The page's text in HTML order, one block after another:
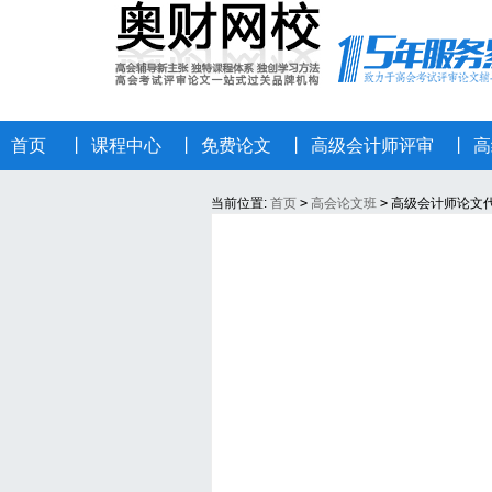
首页 课程中心 免费论文 高级会计师评审
当前位置: 首页 > 高会论文班 > 高级会计师论文